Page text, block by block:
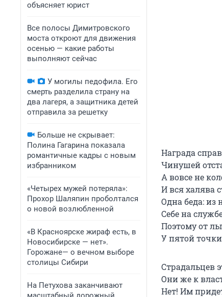
объясняет юрист
Все полосы Димитровского
моста откроют для движения
осенью — какие работы
выполняют сейчас
У могилы педофила. Его
смерть разделила страну на
два лагеря, а защитника детей
отправила за решетку
Больше не скрывает:
Полина Гагарина показала
романтичные кадры с новым
избранником
«Четырех мужей потеряла»:
Прохор Шаляпин проболтался
о новой возлюбленной
«В Красноярске жираф есть, в
Новосибирске — нет».
Горожане— о вечном выборе
столицы Сибири
На Петухова заканчивают
Награда
Чинушей
А вовсе не
И вся халява
Одна беда: из
Себе на
Поэтому от
У пятой
Страдальцев
Они же к
Нет! Им